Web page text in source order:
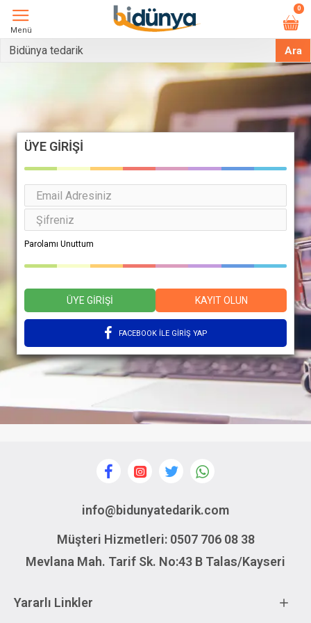
Menü
0
Ara
ÜYE GIRIŞI
Parolamı Unuttum
KAYIT OLUN
FACEBOOK İLE GIRIŞ YAP
info@bidunyatedarik.com
Müşteri Hizmetleri: 0507 706 08 38
Mevlana Mah. Tarif Sk. No:43 B Talas/Kayseri
Yararlı Linkler